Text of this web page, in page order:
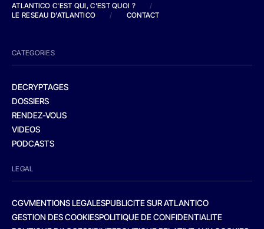
ATLANTICO C'EST QUI, C'EST QUOI ?
/
LE RESEAU D'ATLANTICO
/ CONTACT
CATEGORIES
DECRYPTAGES
DOSSIERS
RENDEZ-VOUS
VIDEOS
PODCASTS
LEGAL
CGVMENTIONS LEGALESPUBLICITE SUR ATLANTICO
GESTION DES COOKIESPOLITIQUE DE CONFIDENTIALITE